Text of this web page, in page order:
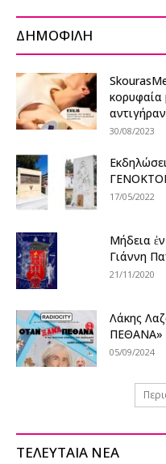
ΔΗΜΟΦΙΛΗ
30/08/2023
17/05/2022
Μήδεια
Γιάννη
21/11/2020
Λάκης
ΠΕΘΑΝΑ»
05/09/2024
ΤΕΛΕΥΤΑΙΑ ΝΕΑ